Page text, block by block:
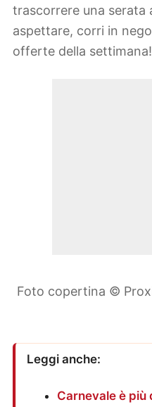
trascorrere una serata
aspettare, corri in
offerte della settimana!
Foto copertina ©
Leggi anche:
Carnevale è più